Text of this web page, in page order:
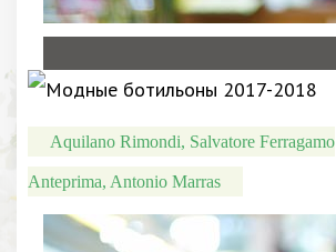
Aquilano Rimondi, Salvatore Ferragamo
Anteprima, Antonio Marras